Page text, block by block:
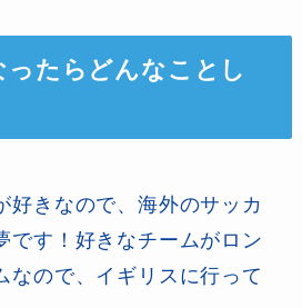
ったらどんなことし
好きなので、海外のサッカ
です！好きなチームがロン
なので、イギリスに行って